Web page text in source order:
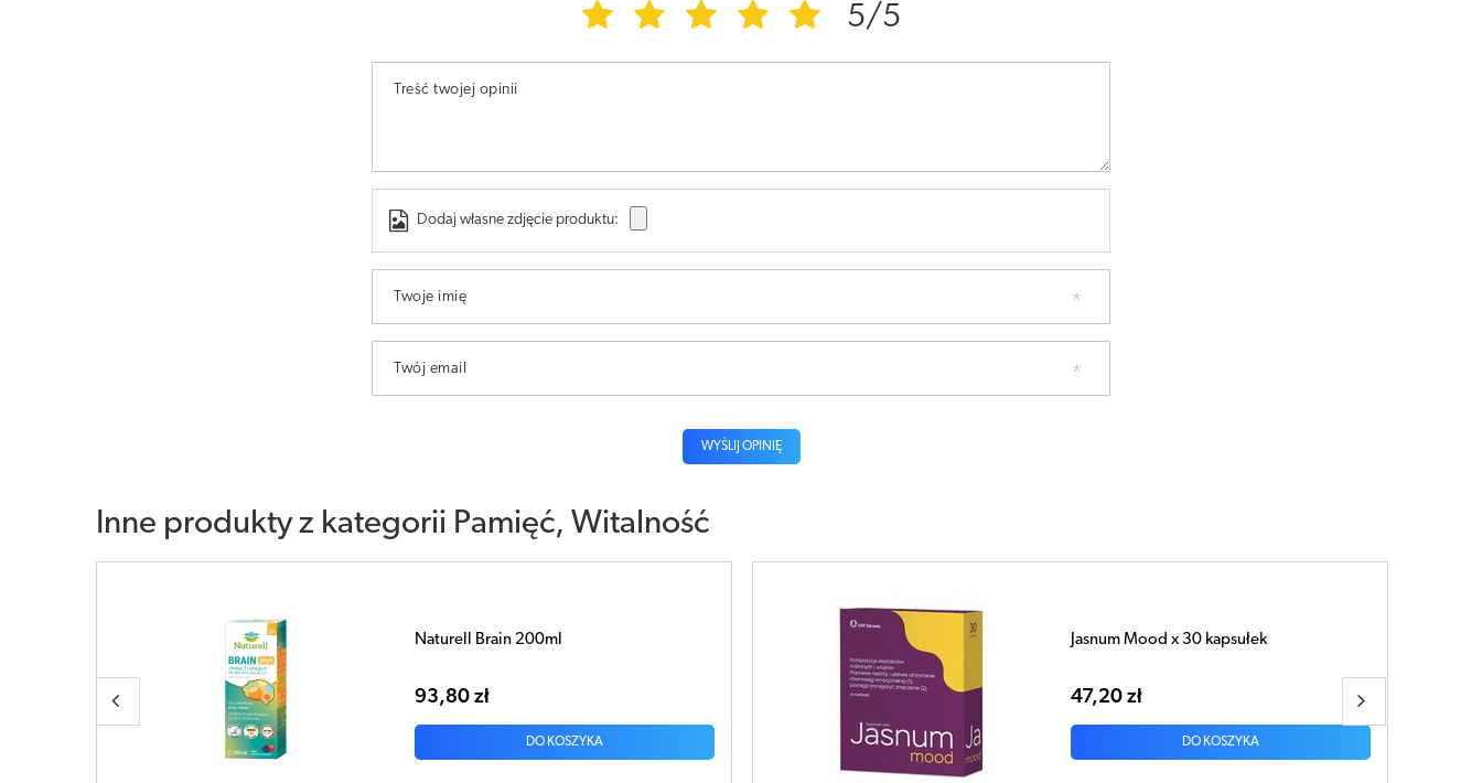
5/5
Treść twojej opinii
Dodaj własne zdjęcie produktu:
Twoje imię
Twój email
WYŚLIJ OPINIĘ
Inne produkty z kategorii Pamięć, Witalność
Jasnum Mood x 30 kapsułek
47,20 zł
DO KOSZYKA
VIGOR UP Energia x 20 tabletek
32,55 zł
DO KOSZYKA